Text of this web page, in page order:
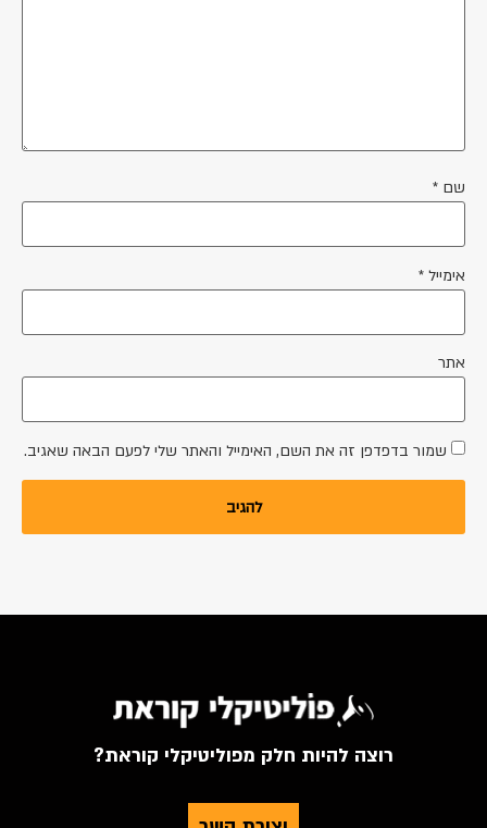
שם *
אימייל *
אתר
שמור בדפדפן זה את השם, האימייל והאתר שלי לפעם הבאה שאגיב.
רוצה להיות חלק מפוליטיקלי קוראת?